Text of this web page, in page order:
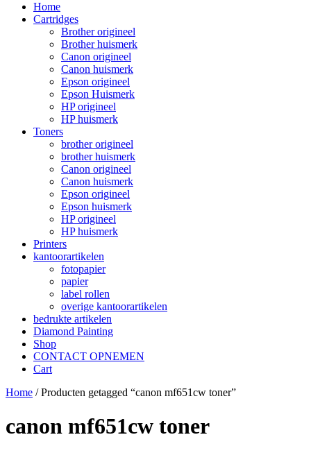
Home
Cartridges
Brother origineel
Brother huismerk
Canon origineel
Canon huismerk
Epson origineel
Epson Huismerk
HP origineel
HP huismerk
Toners
brother origineel
brother huismerk
Canon origineel
Canon huismerk
Epson origineel
Epson huismerk
HP origineel
HP huismerk
Printers
kantoorartikelen
fotopapier
papier
label rollen
overige kantoorartikelen
bedrukte artikelen
Diamond Painting
Shop
CONTACT OPNEMEN
Cart
Home / Producten getagged “canon mf651cw toner”
canon mf651cw toner